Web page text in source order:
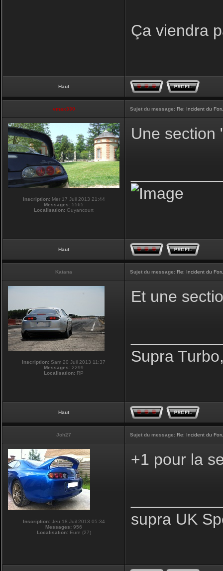
Ça viendra
Haut
vmax330 Sujet du message: Re: Incident du
Inscription:Mer 17 Juil 2013 21:44
Messages: 5565
Localisation: Guyancourt
Une section
Haut
Katana Sujet du message: Re: Incident du
Inscription: Sam 20 Juil 2013 11:37
Messages: 2299
Localisation: RP
Et une
Supra
Haut
Joh27 Sujet du message: Re: Incident du
Inscription:Jeu 18 Juil 2013 05:34
Messages: 956
Localisation:Eure (27)
+1 pour la
supra UK